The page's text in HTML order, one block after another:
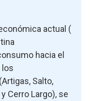
actual (
hacia el
los
Salto,
Cerro Largo), se